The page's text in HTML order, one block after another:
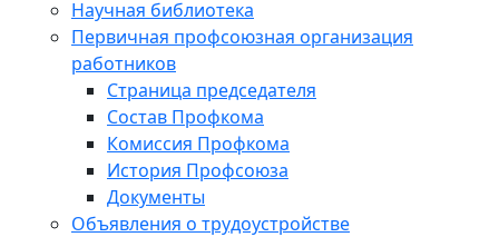
Научная библиотека
Первичная профсоюзная организация
работников
Страница председателя
Состав Профкома
Комиссия Профкома
История Профсоюза
Документы
Объявления о трудоустройстве